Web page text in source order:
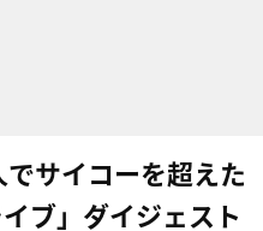
でサイコーを超えた
ブ」ダイジェスト